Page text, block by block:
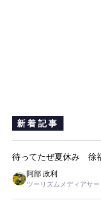
新着記事
待ってたぜ夏休み 徐
阿部 政利
ツーリズムメディアサー